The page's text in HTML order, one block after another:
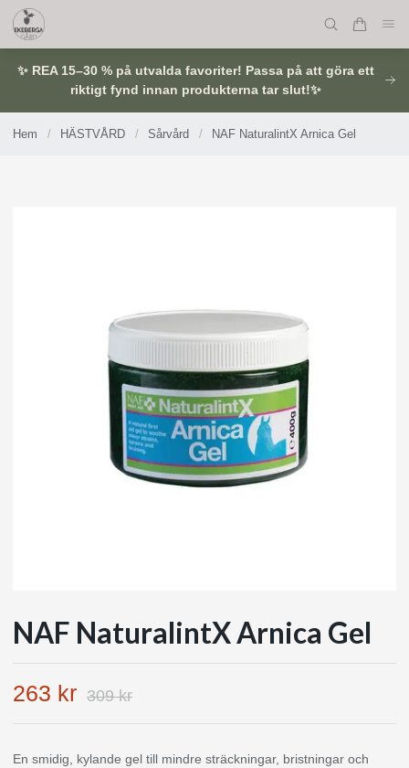
✨ REA 15–30 % på utvalda favoriter! Passa på att göra ett
riktigt fynd innan produkterna tar slut!✨
Hem / HÄSTVÅRD / Sårvård / NAF NaturalintX Arnica Gel
NAF NaturalintX Arnica Gel
263 kr 309 kr
En smidig, kylande gel till mindre sträckningar, bristningar och